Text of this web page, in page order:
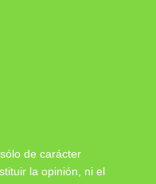
de carácter
la opinión, ni el